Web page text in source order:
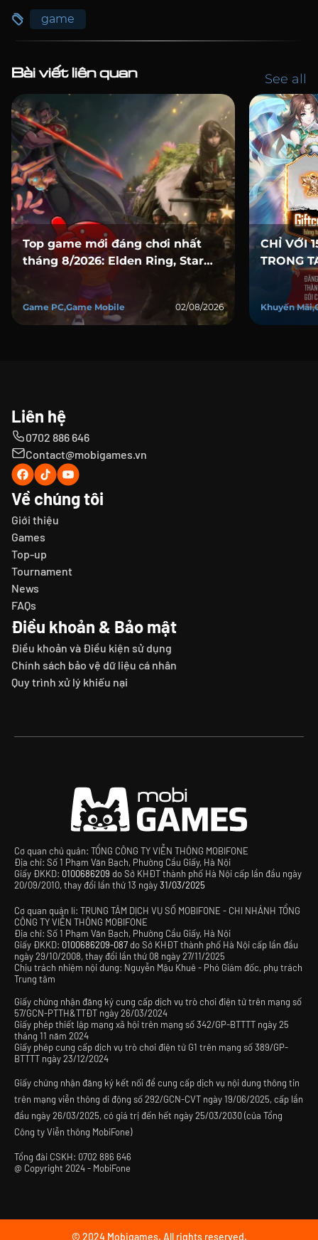
game
Bài viết liên quan See all
Top game mới đáng chơi nhất
tháng 8/2026: Elden Ring, Star
Wars, Marvel, Mafia và loạt bom
tấn đổ bộ
Game PC,Game Mobile 02/08/2026
CHỈ VỚI
TRONG
Khuyến
Liên hệ
0702 886 646
Contact@mobigames.vn
Về chúng tôi
Giới thiệu
Games
Top-up
Tournament
News
FAQs
Điều khoản & Bảo mật
Điều khoản và Điều kiện sử dụng
Chính sách bảo vệ dữ liệu cá nhân
Quy trình xử lý khiếu nại
Cơ quan chủ quản: TỔNG CÔNG TY VIỄN THÔNG MOBIFONE
Địa chỉ: Số 1 Phạm Văn Bạch, Phường Cầu Giấy, Hà Nội
Giấy ĐKKD: 0100686209 do Sở KHĐT thành phố Hà Nội cấp lần đầu ngày
20/09/2010, thay đổi lần thứ 13 ngày31/03/2025
Cơ quan quản lí: TRUNG TÂM DỊCH VỤ SỐ MOBIFONE - CHI NHÁNH TỔNG
CÔNG TY VIỄN THÔNG MOBIFONE
Địa chỉ: Số 1 Phạm Văn Bạch, Phường Cầu Giấy, Hà Nội
Giấy ĐKKD: 0100686209-087do Sở KHĐT thành phố Hà Nội cấp lần đầu
ngày 29/10/2008, thay đổi lần thứ 08 ngày 27/11/2025
Chịu trách nhiệm nội dung: Nguyễn Mậu Khuê - Phó Giám đốc, phụ trách
Trung tâm
Giấy chứng nhận đăng ký cung cấp dịch vụ trò chơi điện tử trên mạng số
57/GCN-PTTH&TTĐT ngày 26/03/2024
Giấy phép thiết lập mạng xã hội trên mạng số 342/GP-BTTTT ngày 25
tháng 11 năm 2024
Giấy phép cung cấp dịch vụ trò chơi điện tử G1 trên mạng số 389/GP-
BTTTT ngày 23/12/2024
Giấy chứng nhận đăng ký kết nối để cung cấp dịch vụ nội dung thông tin
trên mạng viễn thông di động số 292/GCN-CVT ngày 19/06/2025, cấp lần
đầu ngày 26/03/2025, có giá trị đến hết ngày 25/03/2030 (của Tổng
Công ty Viễn thông MobiFone)
Tổng đài CSKH: 0702 886 646
@ Copyright 2024 - MobiFone
© 2024 Mobigames. All rights reserved.